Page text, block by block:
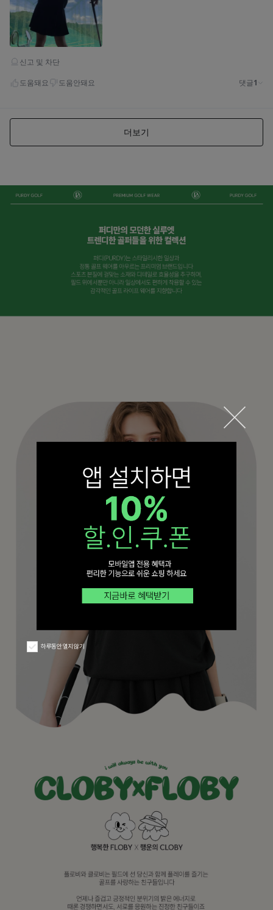
하루동안 열지 않기